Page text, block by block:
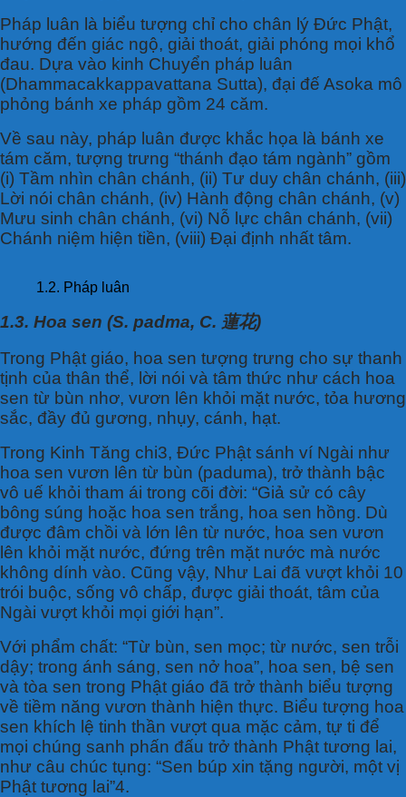
Pháp luân là biểu tượng chỉ cho chân lý Đức Phật,
hướng đến giác ngộ, giải thoát, giải phóng mọi khổ
đau. Dựa vào kinh Chuyển pháp luân
(Dhammacakkappavattana Sutta), đại đế Asoka mô
phỏng bánh xe pháp gồm 24 căm.
Về sau này, pháp luân được khắc họa là bánh xe
tám căm, tượng trưng “thánh đạo tám ngành” gồm
(i) Tầm nhìn chân chánh, (ii) Tư duy chân chánh, (iii)
Lời nói chân chánh, (iv) Hành động chân chánh, (v)
Mưu sinh chân chánh, (vi) Nỗ lực chân chánh, (vii)
Chánh niệm hiện tiền, (viii) Đại định nhất tâm.
1.2. Pháp luân
1.3. Hoa sen (S. padma, C. 蓮花)
Trong Phật giáo, hoa sen tượng trưng cho sự thanh
tịnh của thân thể, lời nói và tâm thức như cách hoa
sen từ bùn nhơ, vươn lên khỏi mặt nước, tỏa hương
sắc, đầy đủ gương, nhụy, cánh, hạt.
Trong Kinh Tăng chi3, Đức Phật sánh ví Ngài như
hoa sen vươn lên từ bùn (paduma), trở thành bậc
vô uế khỏi tham ái trong cõi đời: “Giả sử có cây
bông súng hoặc hoa sen trắng, hoa sen hồng. Dù
được đâm chồi và lớn lên từ nước, hoa sen vươn
lên khỏi mặt nước, đứng trên mặt nước mà nước
không dính vào. Cũng vậy, Như Lai đã vượt khỏi 10
trói buộc, sống vô chấp, được giải thoát, tâm của
Ngài vượt khỏi mọi giới hạn”.
Với phẩm chất: “Từ bùn, sen mọc; từ nước, sen trỗi
dậy; trong ánh sáng, sen nở hoa”, hoa sen, bệ sen
và tòa sen trong Phật giáo đã trở thành biểu tượng
về tiềm năng vươn thành hiện thực. Biểu tượng hoa
sen khích lệ tinh thần vượt qua mặc cảm, tự ti để
mọi chúng sanh phấn đấu trở thành Phật tương lai,
như câu chúc tụng: “Sen búp xin tặng người, một vị
Phật tương lai”4.